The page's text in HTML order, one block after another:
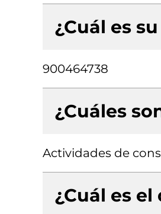
¿Cuál es
900464738
¿Cuáles
Actividades de
¿Cuál es